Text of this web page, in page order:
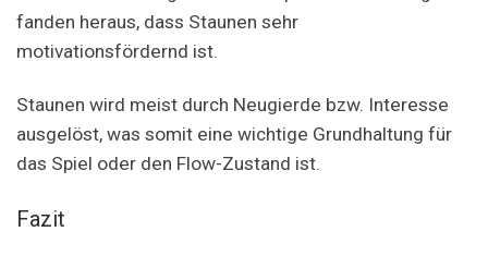
fanden heraus, dass Staunen sehr
motivationsfördernd ist.
Staunen wird meist durch Neugierde bzw. Interesse
ausgelöst, was somit eine wichtige Grundhaltung für
das Spiel oder den Flow-Zustand ist.
Fazit